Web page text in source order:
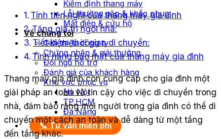
Kiểm định thang máy
Lỗi thường gặp & khắc phục
Mất điện & cứu hộ
Về chúng tôi
Giới thiệu công ty
Chứng nhận & giải thưởng
Đội ngũ hỗ trợ
Đánh giá của khách hàng
Khu vực phục vụ
Hà Nội
TP.HCM
Đà Nẵng
📞 Tư vấn miễn phí
Tính tiện nghi của thang máy gia đình
Tăng giá trị ngôi nhà:
Tiết kiệm thời gian di chuyển:
Tính năng bảo mật của thang máy gia đình
Thang máy gia đình còn cung cấp cho gia đình một
giải pháp an toàn và tin cậy cho việc di chuyển trong
nhà, đảm bảo rằng mọi người trong gia đình có thể di
chuyển một cách an toàn và dễ dàng từ một tầng
đến tầng khác.